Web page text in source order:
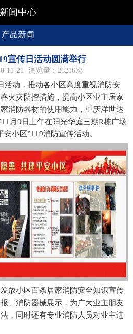
新闻中心
产品新闻
宣传日活动圆满举行
11-21 浏览量：26216次
活动，推动各小区高度重视消防安
火灾防控措施，提高小区业主居家
消防器材的使用能力，重庆洋世达
月9日上午在阳光华庭三期R栋广场
小区”119消防宣传活动。
放小区百条居家消防安全知识宣传
、消防器械展示，为广大业主朋友
，同时还有专业消防人员对业主进